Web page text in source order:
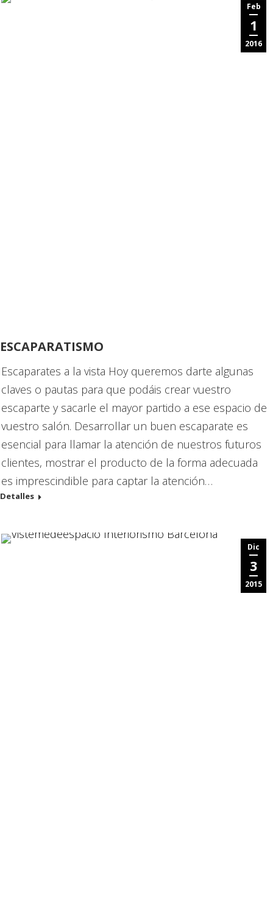
Feb
1
2016
ESCAPARATISMO
Escaparates a la vista Hoy queremos darte algunas
claves o pautas para que podáis crear vuestro
escaparte y sacarle el mayor partido a ese espacio de
vuestro salón. Desarrollar un buen escaparate es
esencial para llamar la atención de nuestros futuros
clientes, mostrar el producto de la forma adecuada
es imprescindible para captar la atención…
Detalles
Dic
3
2015